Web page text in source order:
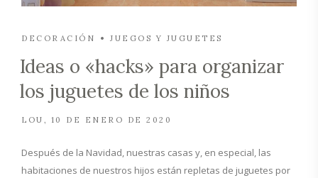
DECORACIÓN JUEGOS Y JUGUETES
Ideas o «hacks» para organizar
los juguetes de los niños
LOU 10 DE ENERO DE 2020
Después de la Navidad, nuestras casas y, en especial, las
habitaciones de nuestros hijos están repletas de juguetes por